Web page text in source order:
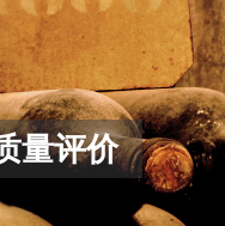
量评价